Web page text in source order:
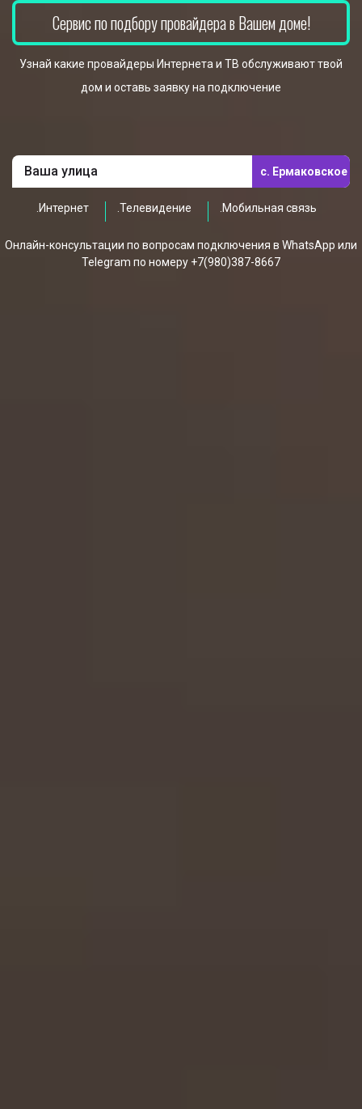
Сервис по подбору провайдера в Вашем доме!
Узнай какие провайдеры Интернета и ТВ обслуживают твой
дом и оставь заявку на подключение
с. Ермаковское
.Интернет .Телевидение .Мобильная связь
Онлайн-консультации по вопросам подключения в WhatsApp или
Telegram по номеру +7(980)387-8667